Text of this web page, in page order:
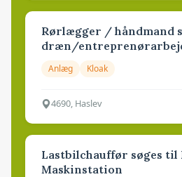
Rørlægger / håndmand
dræn/
Anlæg Kloak
4690, Haslev
Lastbilchauffør søges til
Maskinstation